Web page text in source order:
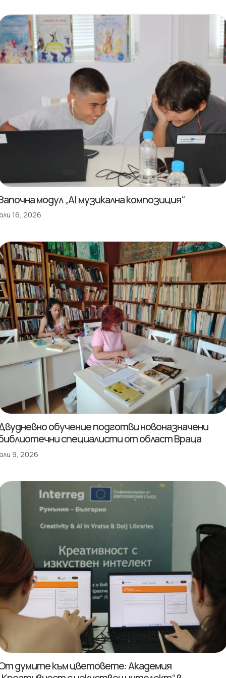
модул „AI музикална композиция“
16, 2026
обучение подготви новоназначени
специалисти от област Враца
9, 2026
думите към цветовете: Академия